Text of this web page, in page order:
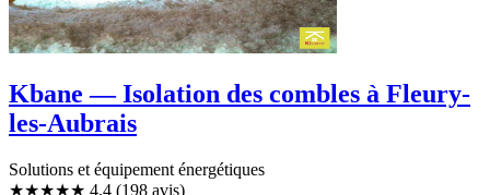
Kbane — Isolation des combles à Fleury-
les-Aubrais
Solutions et équipement énergétiques
★★★★★ 4,4 (198 avis)